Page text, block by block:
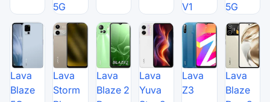
5G
V1
5G
Lava
Blaze
Lava
Storm
Lava
Blaze 2
Lava
Yuva
Lava
Z3
Lava
Blaze